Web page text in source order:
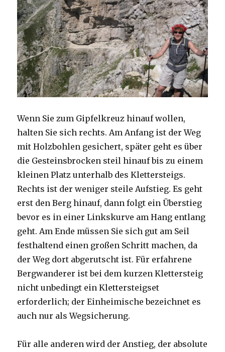
Wenn Sie zum Gipfelkreuz hinauf wollen,
halten Sie sich rechts. Am Anfang ist der Weg
mit Holzbohlen gesichert, später geht es über
die Gesteinsbrocken steil hinauf bis zu einem
kleinen Platz unterhalb des Klettersteigs.
Rechts ist der weniger steile Aufstieg. Es geht
erst den Berg hinauf, dann folgt ein Überstieg
bevor es in einer Linkskurve am Hang entlang
geht. Am Ende müssen Sie sich gut am Seil
festhaltend einen großen Schritt machen, da
der Weg dort abgerutscht ist. Für erfahrene
Bergwanderer ist bei dem kurzen Klettersteig
nicht unbedingt ein Klettersteigset
erforderlich; der Einheimische bezeichnet es
auch nur als Wegsicherung.
Für alle anderen wird der Anstieg, der absolute